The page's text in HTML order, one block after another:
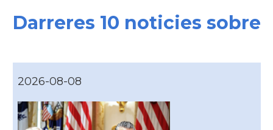
Darreres 10 noticies sobre
2026-08-08